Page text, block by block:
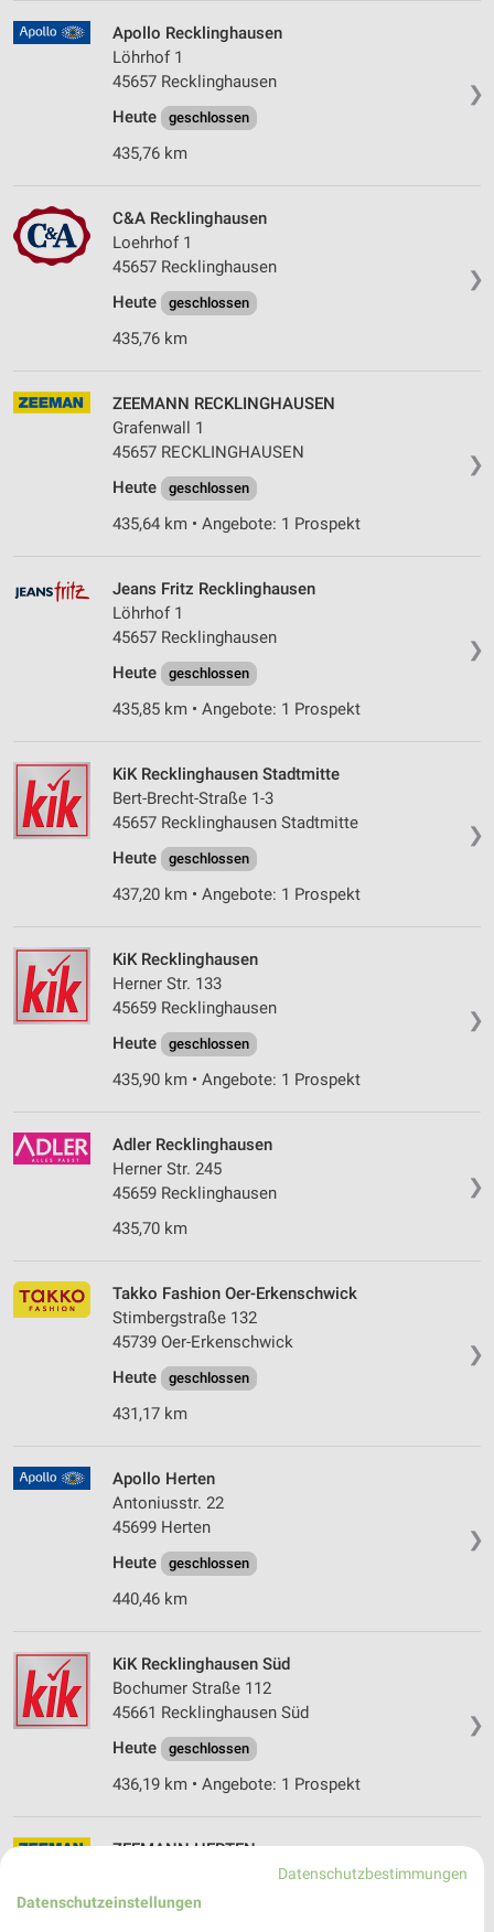
❯
Apollo Recklinghausen
Löhrhof 1
45657 Recklinghausen
Heute
geschlossen
435,76 km
❯
C&A Recklinghausen
Loehrhof 1
45657 Recklinghausen
Heute
geschlossen
435,76 km
❯
ZEEMANN RECKLINGHAUSEN
Grafenwall 1
45657 RECKLINGHAUSEN
Heute
geschlossen
435,64 km • Angebote: 1 Prospekt
❯
Jeans Fritz Recklinghausen
Löhrhof 1
45657 Recklinghausen
Heute
geschlossen
435,85 km • Angebote: 1 Prospekt
❯
KiK Recklinghausen Stadtmitte
Bert-Brecht-Straße 1-3
45657 Recklinghausen Stadtmitte
Heute
geschlossen
437,20 km • Angebote: 1 Prospekt
❯
KiK Recklinghausen
Herner Str. 133
45659 Recklinghausen
Heute
geschlossen
435,90 km • Angebote: 1 Prospekt
❯
Adler Recklinghausen
Herner Str. 245
45659 Recklinghausen
435,70 km
❯
Takko Fashion Oer-Erkenschwick
Stimbergstraße 132
45739 Oer-Erkenschwick
Heute
geschlossen
431,17 km
❯
Apollo Herten
Antoniusstr. 22
45699 Herten
Heute
geschlossen
440,46 km
❯
KiK Recklinghausen Süd
Bochumer Straße 112
45661 Recklinghausen Süd
Heute
geschlossen
436,19 km • Angebote: 1 Prospekt
ZEEMANN HERTEN
45699 HERTEN
Datenschutzbestimmungen
Datenschutzeinstellungen